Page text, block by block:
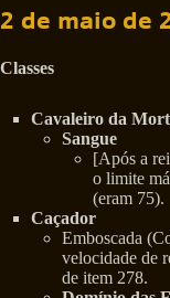
2 de maio de
Classes
Cavaleiro da
Sangue
[Após a
o limite
(eram 75).
Caçador
Emboscada
velocidade de
de item 278.